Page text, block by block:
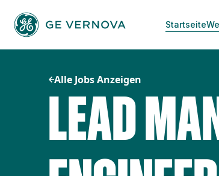
Inhalt
springen
Startseite
Alle Jobs Anzeigen
LEAD